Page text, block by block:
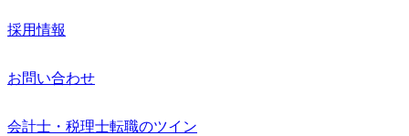
採用情報
お問い合わせ
会計士・税理士転職のツイン